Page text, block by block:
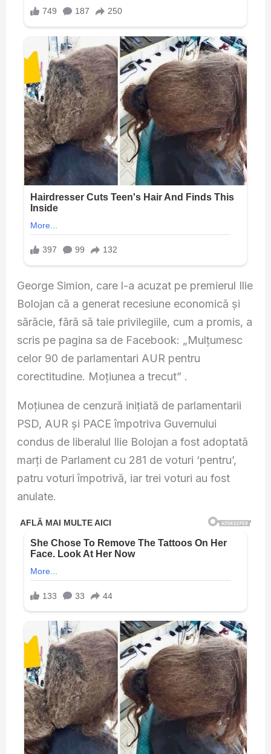
George Simion, care l-a acuzat pe premierul Ilie
Bolojan că a generat recesiune economică și
sărăcie, fără să taie privilegiile, cum a promis, a
scris pe pagina sa de Facebook: „Mulțumesc
celor 90 de parlamentari AUR pentru
corectitudine. Moțiunea a trecut” .
Moțiunea de cenzură inițiată de parlamentarii
PSD, AUR și PACE împotriva Guvernului
condus de liberalul Ilie Bolojan a fost adoptată
marți de Parlament cu 281 de voturi ‘pentru’,
patru voturi împotrivă, iar trei voturi au fost
anulate.